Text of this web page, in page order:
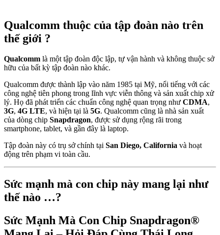
Qualcomm thuộc của tập đoàn nào trên
thế giới ?
Qualcomm là một tập đoàn độc lập, tự vận hành và không thuộc sở
hữu của bất kỳ tập đoàn nào khác.
Qualcomm được thành lập vào năm 1985 tại Mỹ, nổi tiếng với các
công nghệ tiên phong trong lĩnh vực viễn thông và sản xuất chip xử
lý. Họ đã phát triển các chuẩn công nghệ quan trọng như CDMA,
3G, 4G LTE, và hiện tại là 5G. Qualcomm cũng là nhà sản xuất
của dòng chip Snapdragon, được sử dụng rộng rãi trong
smartphone, tablet, và gần đây là laptop.
Tập đoàn này có trụ sở chính tại San Diego, California và hoạt
động trên phạm vi toàn cầu.
Sức mạnh mà con chip này mang lại như
thế nào …?
Sức Mạnh Mà Con Chip Snapdragon®